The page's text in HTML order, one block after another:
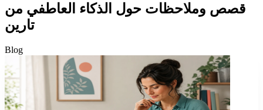
قصص وملاحظات حول الذكاء العاطفي من
تارين
Blog